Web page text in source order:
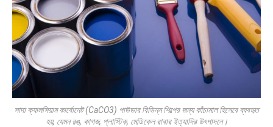
সাদা ক্যালসিয়াম কার্বোনেট (CaCO3) পাউডার বিভিন্ন শিল্পের জন্য কাঁচামাল হিসেবে ব্যবহৃত
হয়, যেমন রঙ, কাগজ, প্লাস্টিক, মেডিকেল রাবার ইত্যাদির উৎপাদনে।